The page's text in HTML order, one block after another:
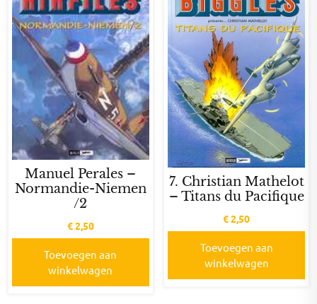
Manuel Perales –
Normandie-Niemen
/2
€2,50
Toevoegen aan
winkelwagen
7. Christian Mathelot
– Titans du Pacifique
€2,50
Toevoegen aan
winkelwagen